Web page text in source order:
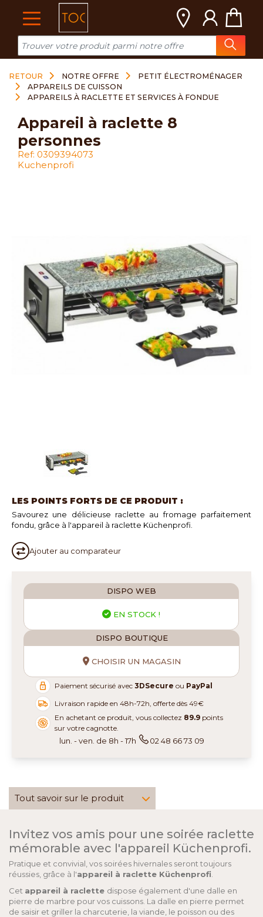
RETOUR NOTRE OFFRE
PETIT ÉLECTROMÉNAGER
APPAREILS DE CUISSON
APPAREILS À RACLETTE ET SERVICES À FONDUE
LES POINTS FORTS DE CE PRODUIT :
Savourez une délicieuse raclette au fromage parfaitement
fondu, grâce à l'appareil à raclette Küchenprofi.
Ajouter au comparateur
appareil à raclette 8
personnes
Ref: 0309394073
Kuchenprofi
DISPO WEB
EN STOCK !
DISPO BOUTIQUE
CHOISIR UN MAGASIN
Paiement sécurisé avec3DSecure ou PayPal
Livraison rapide en 48h-72h, offerte dès 49€
En achetant ce produit, vous collectez 89.9 points
sur votre cagnotte.
lun. - ven. de 8h - 17h 02 48 66 73 09
Tout savoir sur le produit
Invitez vos amis pour une soirée raclette
mémorable avec l'appareil Küchenprofi.
Pratique et convivial, vos soirées hivernales seront toujours
réussies, grâce à l'appareil à raclette Küchenprofi
Cet appareil à raclette dispose également d'une dalle en
pierre de marbre pour vos cuissons. La dalle en pierre permet
de saisir et griller la charcuterie, la viande, le poisson ou des
Cookies management panel